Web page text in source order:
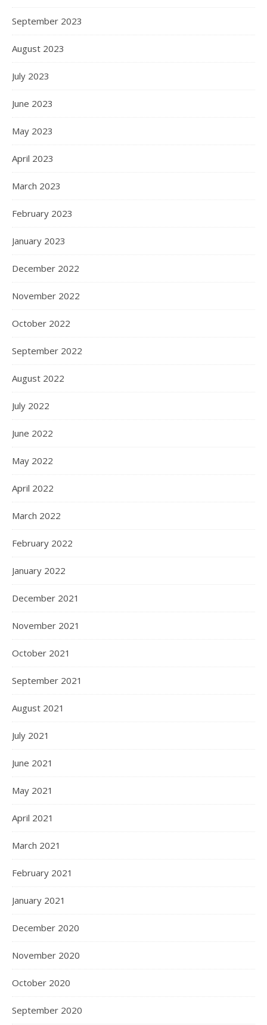
September 2023
August 2023
July 2023
June 2023
May 2023
April 2023
March 2023
February 2023
January 2023
December 2022
November 2022
October 2022
September 2022
August 2022
July 2022
June 2022
May 2022
April 2022
March 2022
February 2022
January 2022
December 2021
November 2021
October 2021
September 2021
August 2021
July 2021
June 2021
May 2021
April 2021
March 2021
February 2021
January 2021
December 2020
November 2020
October 2020
September 2020